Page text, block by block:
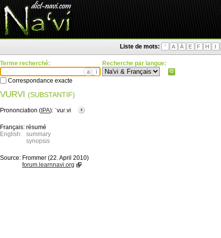
Liste de mots: ' A Ä E F H I
Terme recherché:
ä ì
Correspondance exacte
Recherche par langue:
VURVI (SUBSTANTIF)
Prononciation ( IPA): ˈvuɾ.vi
Français: résumé
English:
summary
synopsis
Source: Frommer (22. April 2010)
forum.learnnavi.org